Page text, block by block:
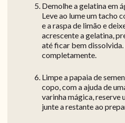
Demolhe a gelatina em
Leve ao lume um tacho
e a raspa de limão e
acrescente a gelatina,
até ficar bem
completamente.
Limpe a papaia de
copo, com a ajuda de
varinha mágica, reserve
junte a restante ao